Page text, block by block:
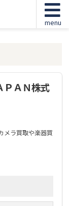
menu
ＡＮ株式
ラ買取や楽器買